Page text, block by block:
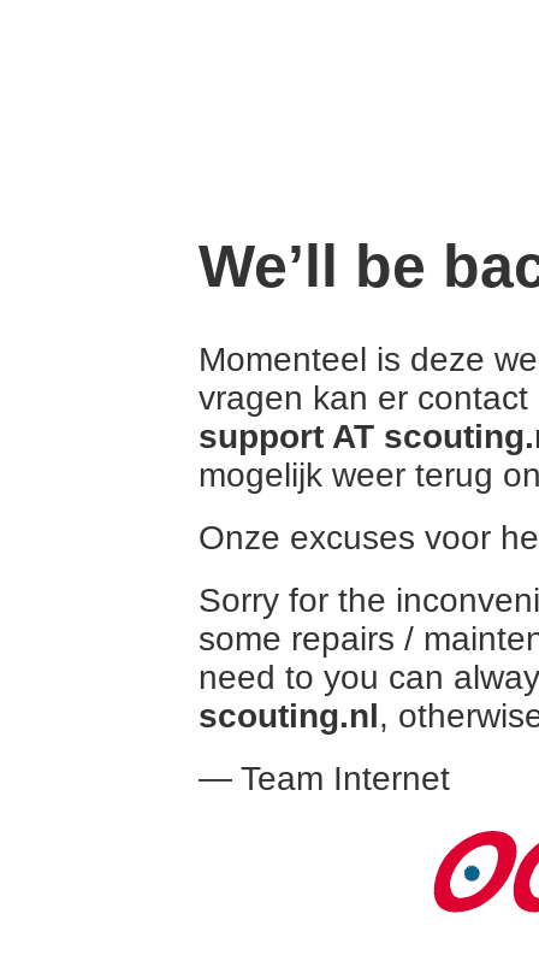
We’ll be
Momenteel is deze
vragen kan er
support AT
mogelijk weer terug
Onze excuses voor
Sorry for the
some repairs /
need to you can
scouting.nl,
— Team Internet